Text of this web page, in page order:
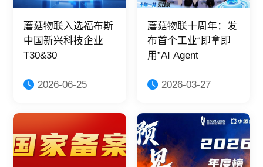
蘑菇物联入选福布斯
中国新兴科技企业
T30&30
2026-06-25
蘑菇物联十周年：发
布首个工业“即拿即
用”AI Agent
2026-03-27